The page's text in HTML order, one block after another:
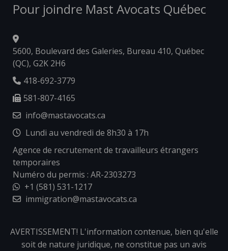
Pour joindre Mast Avocats Québec
5600, Boulevard des Galeries, Bureau 410, Québec
(QC), G2K 2H6
418-692-3779
581-807-4165
info@mastavocats.ca
Lundi au vendredi de 8h30 à 17h
Agence de recrutement de travailleurs étrangers
temporaires
Numéro du permis : AR-2303273
+1 (581) 531-1217
immigration@mastavocats.ca
AVERTISSEMENT! L'information contenue, bien qu'elle
soit de nature juridique, ne constitue pas un avis